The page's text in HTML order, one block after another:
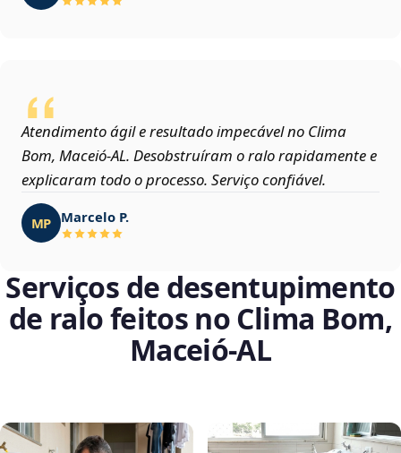
Atendimento ágil e resultado impecável no Clima
Bom, Maceió‑AL. Desobstruíram o ralo rapidamente e
explicaram todo o processo. Serviço confiável.
MP Marcelo P.
Serviços de desentupimento
de ralo feitos no Clima Bom,
Maceió‑AL